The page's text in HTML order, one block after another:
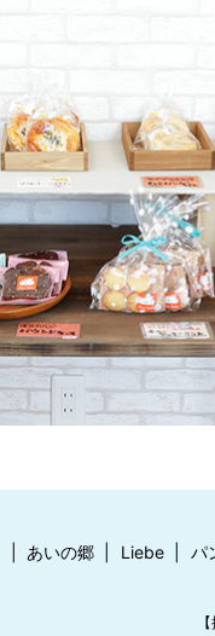
あいの郷 Liebe パ